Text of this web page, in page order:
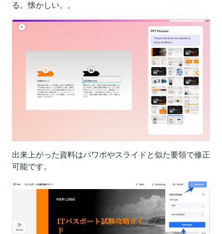
る。懐かしい。。
出来上がった資料はパワポやスライドと似た要領で修正
可能です。